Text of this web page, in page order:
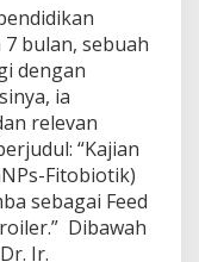
bulan, sebuah
dengan
ia
relevan
“Kajian
Fitobiotik)
sebagai Feed
Dibawah
Ir.